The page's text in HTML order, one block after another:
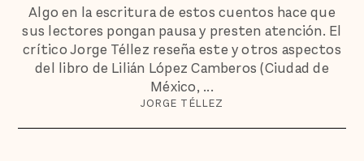
Algo en la escritura de estos cuentos hace que
sus lectores pongan pausa y presten atención. El
crítico Jorge Téllez reseña este y otros aspectos
del libro de Lilián López Camberos (Ciudad de
México, ...
JORGE TÉLLEZ